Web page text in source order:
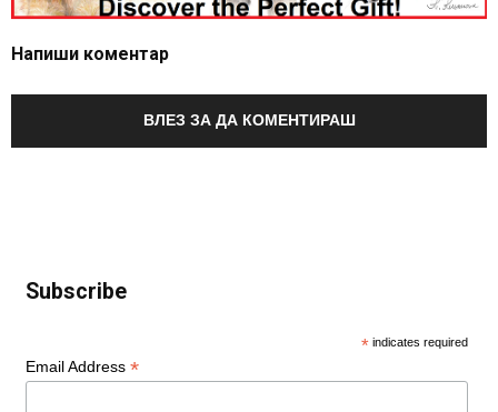
Напиши коментар
ВЛЕЗ ЗА ДА КОМЕНТИРАШ
Subscribe
* indicates required
Email Address *